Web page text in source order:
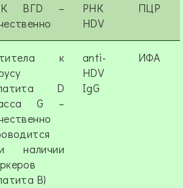
ВГD –
РНК
HDV
ПЦР
к
D
G –
наличии
В)
anti-
HDV
IgG
ИФА